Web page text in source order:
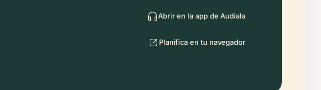
Abrir en la app de Audiala
Planifica en tu navegador